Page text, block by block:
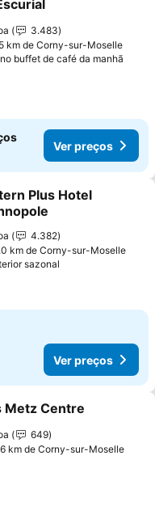
aos favoritos
3.483
km de Corny-sur-Moselle
buffet de café da manhã
Ver preços
aos favoritos
Plus Hotel
4.382
km de Corny-sur-Moselle
sazonal
Ver preços
aos favoritos
Metz Centre
649
km de Corny-sur-Moselle